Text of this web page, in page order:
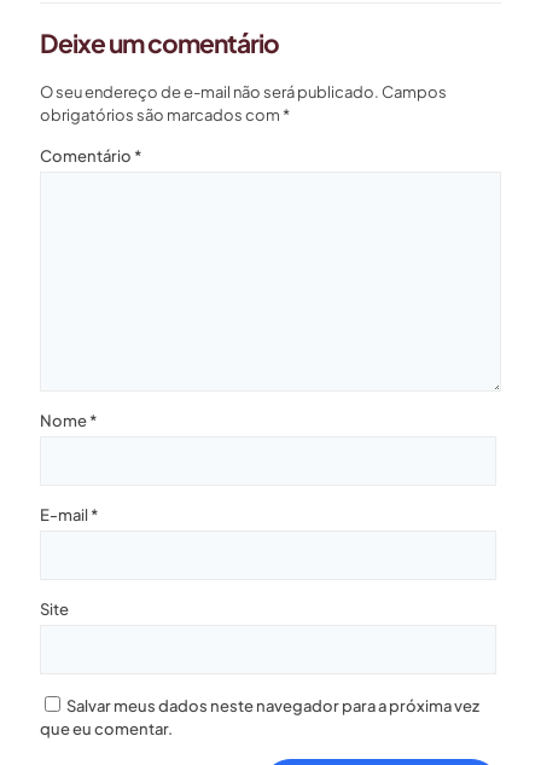
Deixe um comentário
O seu endereço de e-mail não será publicado. Campos
obrigatórios são marcados com *
Comentário *
Nome*
E-mail*
Site
Salvar meus dados neste navegador para a próxima vez
que eu comentar.